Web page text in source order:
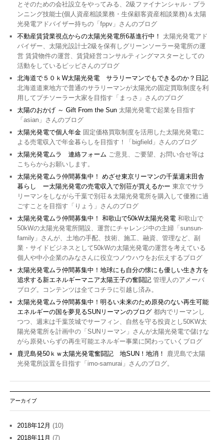
とそのための会社設立をやってみる、2級ファイナンシャル・プラ
ンニング技能士(個人資産相談業務・生保顧客資産相談業務)＆太陽
光発電アドバイザー持ちの「fppv」さんのブログ
不動産賃貸業視点からの太陽光発電所6基進行中！
太陽光発電アド
バイザー、太陽光設計士2級を保有しグリーンソーラー発電所の運
営 賃貸物件の運営、賃貸経営コンサルティングマスターとしての
活動をしているピッピさんのブログ
北海道で５０ｋW太陽光発電 サラリーマンでもできるのか？日記
北海道道東地方で普通のサラリーマンが太陽光の固定買取制度を利
用してプチソーラー大家を目指す「まっさ」さんのブログ
太陽のおかげ ～ Gift From the Sun 太陽光発電で起業を目指す
「asian」さんのブログ
太陽光発電で個人年金 固定価格買取制度を活用した太陽光発電に
よる売電収入で年金暮らしを目指す！「bigfield」さんのブログ
太陽光発電ムラ 連絡フォーム ご意見、ご要望、お問い合せ等は
こちらからお願いします。
太陽光発電ムラ仲間募集中！ めざせ東京リーマンの千葉週末田舎
暮らし ー太陽光発電の売電収入で別荘が買えるかー 東京でサラ
リーマンをしながら千葉で別荘＆太陽光発電所を購入して優雅に過
ごすことを目指す「りょう」さんのブログ
太陽光発電ムラ仲間募集中！ 和歌山で50kW太陽光発電 和歌山で
50kWの太陽光発電所開設、運営にチャレンジ中の主婦「sunsun-
family」さんが、土地の手配、技術、施工、融資、管理など、副
業・サイドビジネスとして50kWの太陽光発電の運営を考えている
個人や中小企業のみなさんに役立つノウハウをお伝えするブログ
太陽光発電ムラ仲間募集中！地球にも自分の懐にも優しい生き方を
追求する新エネルギーマニア太陽王子の奮闘記 管理人のアメーバ
ブログ。コンテンツは全てコチラに引越し済み。
太陽光発電ムラ仲間募集中！明るい未来のため原発のない再生可能
エネルギーの国を夢見るSUNリーマンのブログ 都内でリーマンし
つつ、週末は千葉茨城でサーフィン、自然を守る投資とし50KW太
陽光発電所を計画中の「SUNリーマン」さんが太陽光発電で儲けな
がら原発いらずの再生可能エネルギー事業に関わっていくブログ
鹿児島発50ｋｗ太陽光発電奮闘記 地SUN！地消！
鹿児島で太陽
光発電所設置を目指す「imo-samurai」さんのブログ。
アーカイブ
2018年12月 (10)
2018年11月 (7)